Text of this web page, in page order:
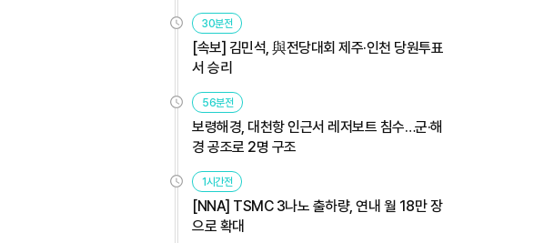
30분전
[속보] 김민석, 與전당대회 제주·인천 당원투표
서 승리
56분전
보령해경, 대천항 인근서 레저보트 침수…군·해
경 공조로 2명 구조
1시간전
[NNA] TSMC 3나노 출하량, 연내 월 18만 장
으로 확대